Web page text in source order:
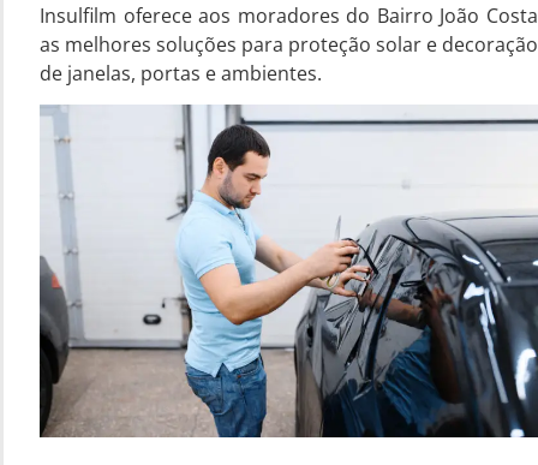
Insulfilm oferece aos moradores do Bairro João Costa
as melhores soluções para proteção solar e decoração
de janelas, portas e ambientes.